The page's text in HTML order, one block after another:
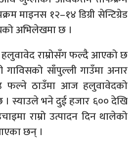
माइनस १२–१४ डिग्री सेन्टिग्रेड
अभिलेखमा छ ।
हलुवावेद राम्रोसँग फल्दै आएको छ
साँपुल्ली गाउँमा अनार
फल्ने ठाउँमा आज हलुवावेदको
स्याउले भने दुई हजार ६०० देखि
राम्रो उत्पादन दिन थालेको
छन् ।